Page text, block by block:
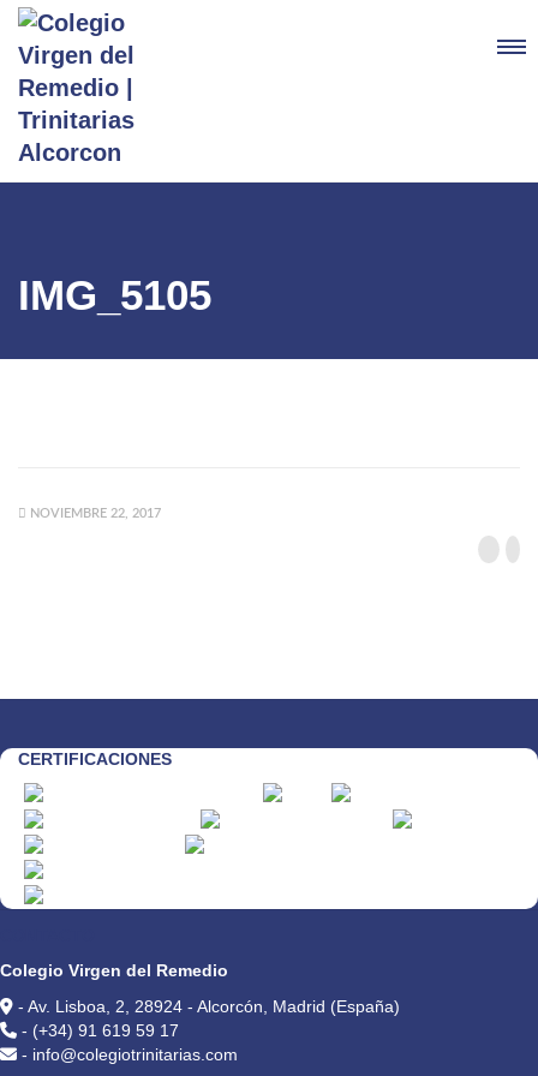
IMG_5105
NOVIEMBRE 22, 2017
CERTIFICACIONES
Colegio Virgen del Remedio
- Av. Lisboa, 2, 28924 - Alcorcón, Madrid (España)
- (+34) 91 619 59 17
- info@colegiotrinitarias.com